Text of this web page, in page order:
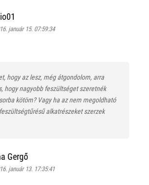
január 15. 07:59:34
hogy az lesz, még átgondolom, arra
hogy nagyobb feszültséget szeretnék
kötöm? Vagy ha az nem megoldható
alkatrészeket szerzek
Gergő
január 13. 17:35:41